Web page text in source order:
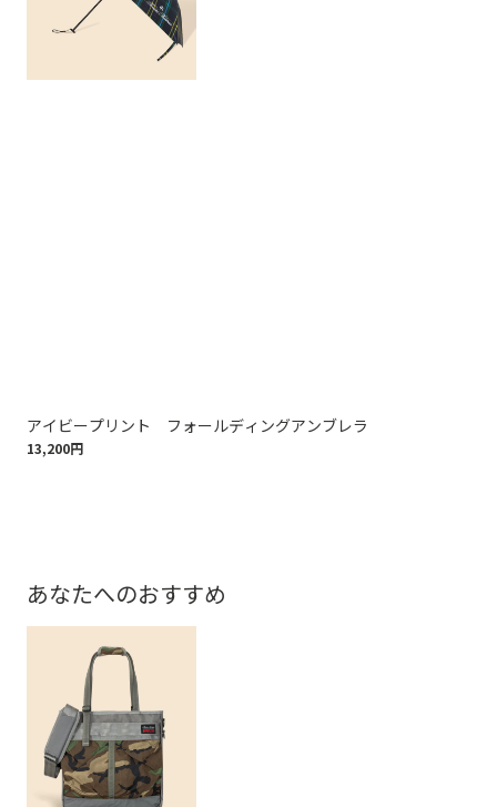
アイビープリント フォールディングアンブレラ
13,200円
あなたへのおすすめ